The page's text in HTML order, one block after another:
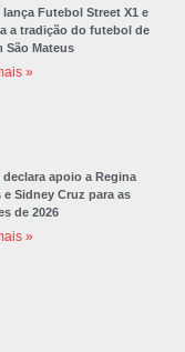
lança Futebol Street X1 e
a tradição do futebol de
São Mateus
»
declara apoio a Regina
e Sidney Cruz para as
de 2026
»